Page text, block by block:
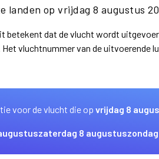
landen op vrijdag 8 augustus
betekent dat de vlucht wordt
vluchtnummer van de uitvoerende
voor de vlucht die op vrijdag 8
zaterdag 8 augustus